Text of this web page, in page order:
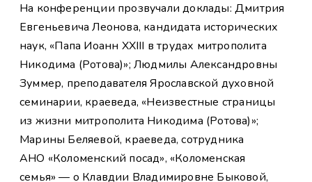
На конференции прозвучали доклады: Дмитрия
Евгеньевича Леонова, кандидата исторических
наук, «Папа Иоанн XXIII в трудах митрополита
Никодима (Ротова)»; Людмилы Александровны
Зуммер, преподавателя Ярославской духовной
семинарии, краеведа, «Неизвестные страницы
из жизни митрополита Никодима (Ротова)»;
Марины Беляевой, краеведа, сотрудника
АНО «Коломенский посад», «Коломенская
семья» — о Клавдии Владимировне Быковой,